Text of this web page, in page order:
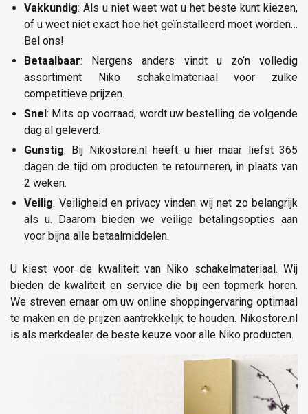
Vakkundig: Als u niet weet wat u het beste kunt kiezen,
of u weet niet exact hoe het geïnstalleerd moet worden…
Bel ons!
Betaalbaar: Nergens anders vindt u zo’n volledig
assortiment Niko schakelmateriaal voor zulke
competitieve prijzen.
Snel: Mits op voorraad, wordt uw bestelling de volgende
dag al geleverd.
Gunstig: Bij Nikostore.nl heeft u hier maar liefst 365
dagen de tijd om producten te retourneren, in plaats van
2 weken.
Veilig: Veiligheid en privacy vinden wij net zo belangrijk
als u. Daarom bieden we veilige betalingsopties aan
voor bijna alle betaalmiddelen.
U kiest voor de kwaliteit van Niko schakelmateriaal. Wij
bieden de kwaliteit en service die bij een topmerk horen.
We streven ernaar om uw online shoppingervaring optimaal
te maken en de prijzen aantrekkelijk te houden. Nikostore.nl
is als merkdealer de beste keuze voor alle Niko producten.